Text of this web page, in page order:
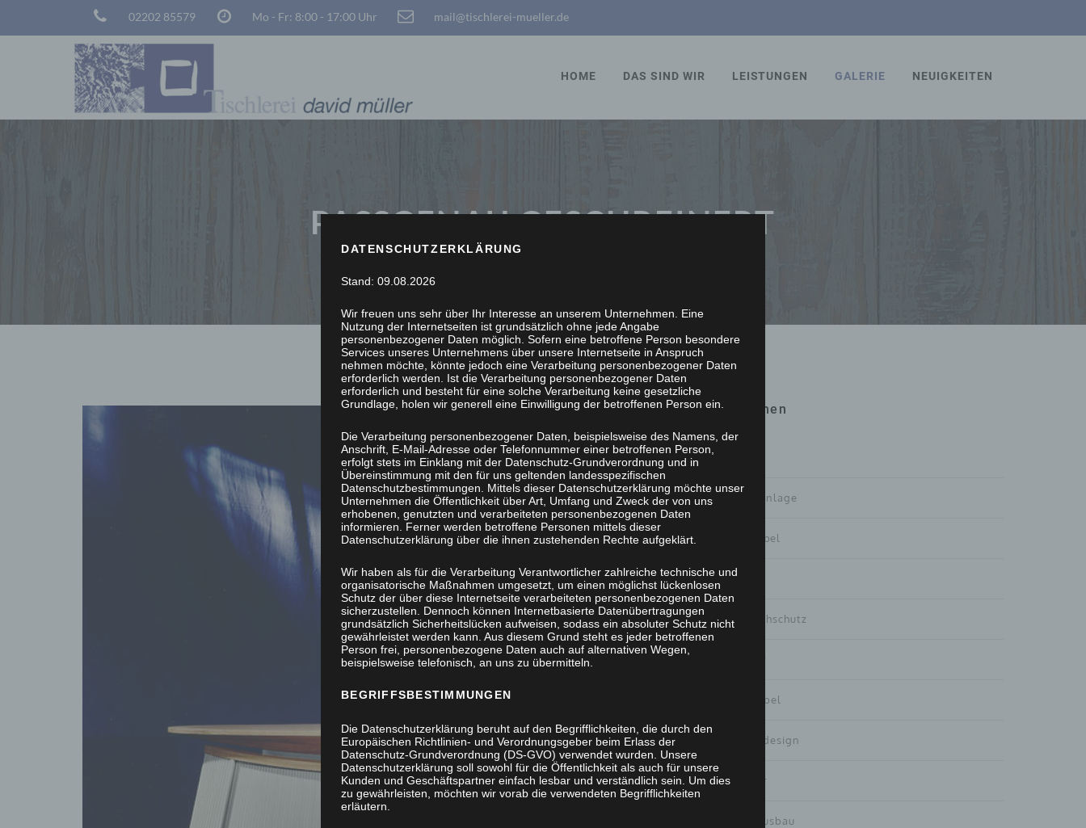
02202 85579 Mo - Fr: 8:00 - 17:00 Uhr mail@tischlerei-mueller.de
HOME DAS SIND WIR LEISTUNGEN GALERIE NEUIGKEITEN
PASSGENAU GESCHREINERT
Themen
Außenanlage
Badmöbel
Design
Einbruchschutz
Fenster
Flurmöbel
Gartendesign
Haustür
Innenausbau
DATENSCHUTZERKLÄRUNG
Stand: 09.08.2026
Wir freuen uns sehr über Ihr Interesse an unserem Unternehmen. Eine
Nutzung der Internetseiten ist grundsätzlich ohne jede Angabe
personenbezogener Daten möglich. Sofern eine betroffene Person besondere
Services unseres Unternehmens über unsere Internetseite in Anspruch
nehmen möchte, könnte jedoch eine Verarbeitung personenbezogener Daten
erforderlich werden. Ist die Verarbeitung personenbezogener Daten
erforderlich und besteht für eine solche Verarbeitung keine gesetzliche
Grundlage, holen wir generell eine Einwilligung der betroffenen Person ein.
Die Verarbeitung personenbezogener Daten, beispielsweise des Namens, der
Anschrift, E-Mail-Adresse oder Telefonnummer einer betroffenen Person,
erfolgt stets im Einklang mit der Datenschutz-Grundverordnung und in
Übereinstimmung mit den für uns geltenden landesspezifischen
Datenschutzbestimmungen. Mittels dieser Datenschutzerklärung möchte unser
Unternehmen die Öffentlichkeit über Art, Umfang und Zweck der von uns
erhobenen, genutzten und verarbeiteten personenbezogenen Daten
informieren. Ferner werden betroffene Personen mittels dieser
Datenschutzerklärung über die ihnen zustehenden Rechte aufgeklärt.
Wir haben als für die Verarbeitung Verantwortlicher zahlreiche technische und
organisatorische Maßnahmen umgesetzt, um einen möglichst lückenlosen
Schutz der über diese Internetseite verarbeiteten personenbezogenen Daten
sicherzustellen. Dennoch können Internetbasierte Datenübertragungen
grundsätzlich Sicherheitslücken aufweisen, sodass ein absoluter Schutz nicht
gewährleistet werden kann. Aus diesem Grund steht es jeder betroffenen
Person frei, personenbezogene Daten auch auf alternativen Wegen,
beispielsweise telefonisch, an uns zu übermitteln.
BEGRIFFSBESTIMMUNGEN
Die Datenschutzerklärung beruht auf den Begrifflichkeiten, die durch den
Europäischen Richtlinien- und Verordnungsgeber beim Erlass der
Datenschutz-Grundverordnung (DS-GVO) verwendet wurden. Unsere
Datenschutzerklärung soll sowohl für die Öffentlichkeit als auch für unsere
Kunden und Geschäftspartner einfach lesbar und verständlich sein. Um dies
zu gewährleisten, möchten wir vorab die verwendeten Begrifflichkeiten
erläutern.